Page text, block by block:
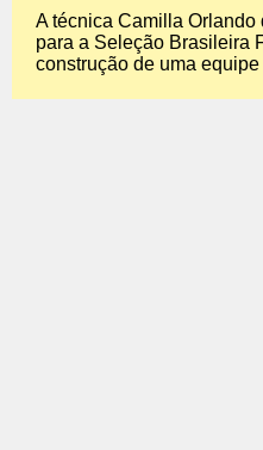
A técnica Camilla
para a Seleção Brasileira
construção de uma